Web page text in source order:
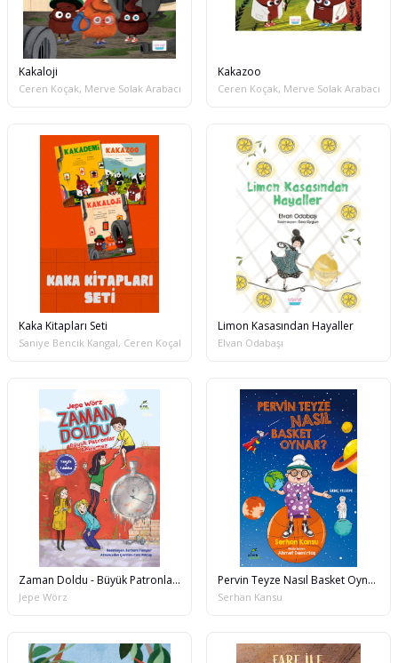
Kakaloji
Ceren Koçak, Merve Solak Arabacı, Saniye Bencik Kangal
Kakazoo
Ceren Koçak, Merve Solak Arabacı,
Kaka Kitapları Seti
Saniye Bencik Kangal, Ceren Koçak, Merve Solak Arabacı
Limon Kasasından Hayaller
Elvan Odabaşı
Zaman Doldu - Büyük Patronlar Beklemez
Jepe Wörz
Pervin Teyze Nasıl Basket Oynar?
Serhan Kansu